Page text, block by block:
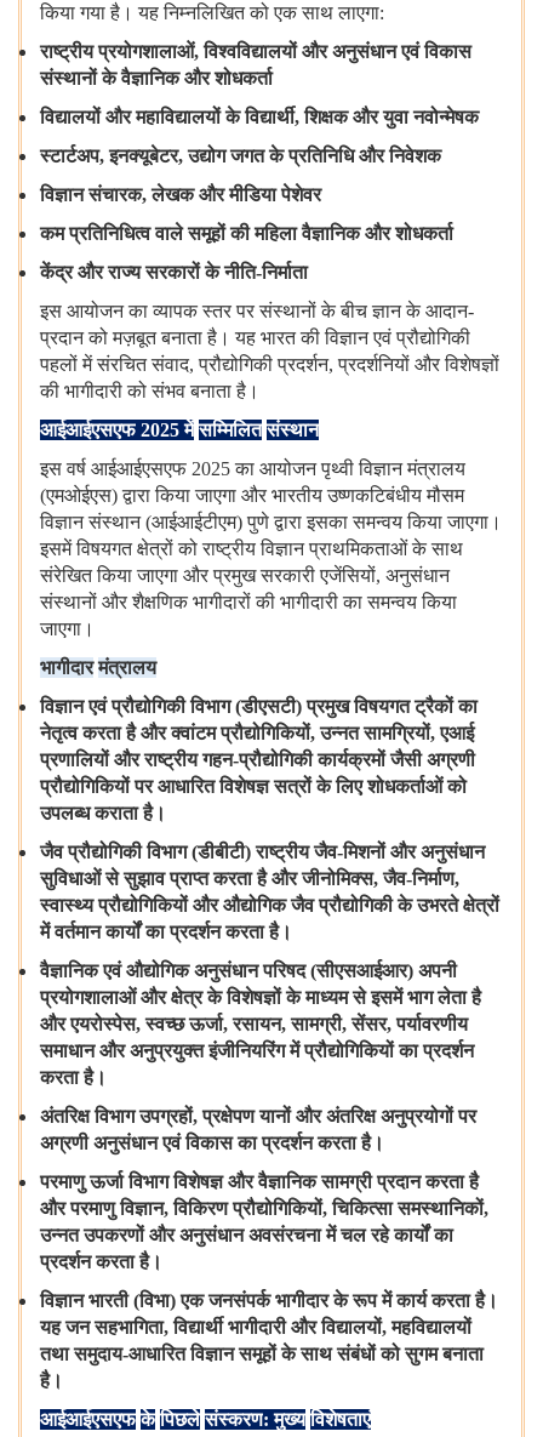
किया गया है। यह निम्नलिखित को एक साथ लाएगा:
राष्ट्रीय प्रयोगशालाओं,विश्वविद्यालयों और अनुसंधान एवं विकास
संस्थानों के वैज्ञानिक और शोधकर्ता
विद्यालयों और महाविद्यालयों के विद्यार्थी,शिक्षक और युवा नवोन्मेषक
स्टार्टअप,इनक्यूबेटर,उद्योग जगत के प्रतिनिधि और निवेशक
विज्ञान संचारक,लेखक और मीडिया पेशेवर
कम प्रतिनिधित्व वाले समूहों की महिला वैज्ञानिक और शोधकर्ता
केंद्र और राज्य सरकारों के नीति-निर्माता
इस आयोजन का व्यापक स्तर पर संस्थानों के बीच ज्ञान के आदान-
प्रदान को मज़बूत बनाता है। यह भारत की विज्ञान एवं प्रौद्योगिकी
पहलों में संरचित संवाद, प्रौद्योगिकी प्रदर्शन, प्रदर्शनियों और विशेषज्ञों
की भागीदारी को संभव बनाता है।
आईआईएसएफ 2025में सम्मिलित संस्थान
इस वर्ष आईआईएसएफ 2025 का आयोजन पृथ्वी विज्ञान मंत्रालय
(एमओईएस) द्वारा किया जाएगा और भारतीय उष्णकटिबंधीय मौसम
विज्ञान संस्थान (आईआईटीएम) पुणे द्वारा इसका समन्वय किया जाएगा।
इसमें विषयगत क्षेत्रों को राष्ट्रीय विज्ञान प्राथमिकताओं के साथ
संरेखित किया जाएगा और प्रमुख सरकारी एजेंसियों, अनुसंधान
संस्थानों और शैक्षणिक भागीदारों की भागीदारी का समन्वय किया
जाएगा।
भागीदार मंत्रालय
विज्ञान एवं प्रौद्योगिकी विभाग(डीएसटी)प्रमुख विषयगत ट्रैकों का
नेतृत्व करता है और क्वांटम प्रौद्योगिकियों,उन्नत सामग्रियों,एआई
प्रणालियों और राष्ट्रीय गहन-प्रौद्योगिकी कार्यक्रमों जैसी अग्रणी
प्रौद्योगिकियों पर आधारित विशेषज्ञ सत्रों के लिए शोधकर्ताओं को
उपलब्ध कराता है।
जैव प्रौद्योगिकी विभाग(डीबीटी)राष्ट्रीय जैव-मिशनों और अनुसंधान
सुविधाओं से सुझाव प्राप्त करता है और जीनोमिक्स,जैव-निर्माण,
स्वास्थ्य प्रौद्योगिकियों और औद्योगिक जैव प्रौद्योगिकी के उभरते क्षेत्रों
में वर्तमान कार्यों का प्रदर्शन करता है।
वैज्ञानिक एवं औद्योगिक अनुसंधान परिषद(सीएसआईआर) अपनी
प्रयोगशालाओं और क्षेत्र के विशेषज्ञों के माध्यम से इसमें भाग लेता है
और एयरोस्पेस,स्वच्छ ऊर्जा,रसायन,सामग्री,सेंसर,पर्यावरणीय
समाधान और अनुप्रयुक्त इंजीनियरिंग में प्रौद्योगिकियों का प्रदर्शन
करता है।
अंतरिक्ष विभाग उपग्रहों,प्रक्षेपण यानों और अंतरिक्ष अनुप्रयोगों पर
अग्रणी अनुसंधान एवं विकास का प्रदर्शन करता है।
परमाणु ऊर्जा विभाग विशेषज्ञ और वैज्ञानिक सामग्री प्रदान करता है
और परमाणु विज्ञान,विकिरण प्रौद्योगिकियों,चिकित्सा समस्थानिकों,
उन्नत उपकरणों और अनुसंधान अवसंरचना में चल रहे कार्यों का
प्रदर्शन करता है।
विज्ञान भारती(विभा)एक जनसंपर्क भागीदार के रूप में कार्य करता है।
यह जन सहभागिता,विद्यार्थी भागीदारी और विद्यालयों,महविद्यालयों
तथा समुदाय-आधारित विज्ञान समूहों के साथ संबंधों को सुगम बनाता
है।
आईआईएसएफ के पिछले संस्करण:मुख्य विशेषताएं